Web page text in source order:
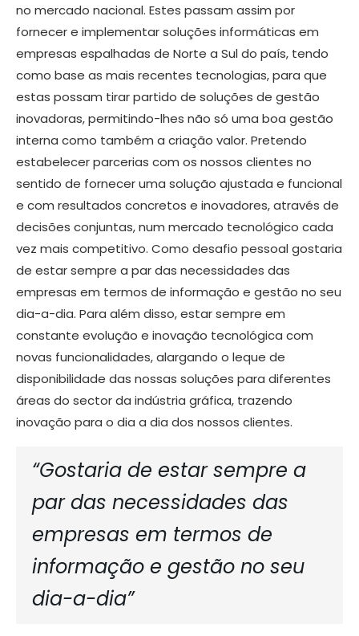
no mercado nacional. Estes passam assim por
fornecer e implementar soluções informáticas em
empresas espalhadas de Norte a Sul do país, tendo
como base as mais recentes tecnologias, para que
estas possam tirar partido de soluções de gestão
inovadoras, permitindo-lhes não só uma boa gestão
interna como também a criação valor. Pretendo
estabelecer parcerias com os nossos clientes no
sentido de fornecer uma solução ajustada e funcional
e com resultados concretos e inovadores, através de
decisões conjuntas, num mercado tecnológico cada
vez mais competitivo. Como desafio pessoal gostaria
de estar sempre a par das necessidades das
empresas em termos de informação e gestão no seu
dia-a-dia. Para além disso, estar sempre em
constante evolução e inovação tecnológica com
novas funcionalidades, alargando o leque de
disponibilidade das nossas soluções para diferentes
áreas do sector da indústria gráfica, trazendo
inovação para o dia a dia dos nossos clientes.
“Gostaria de estar sempre a
par das necessidades das
empresas em termos de
informação e gestão no seu
dia-a-dia”